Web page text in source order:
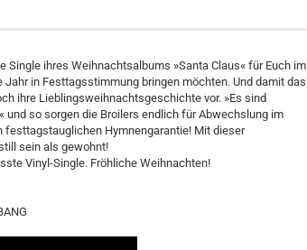
ihres Weihnachtsalbums »Santa Claus« für Euch im
in Festtagsstimmung bringen möchten. Und damit das
ihre Lieblingsweihnachtsgeschichte vor. »Es sind
und so sorgen die Broilers endlich für Abwechslung im
Hymnengarantie! Mit dieser
sein als gewohnt!
Vinyl-Single. Fröhliche Weihnachten!